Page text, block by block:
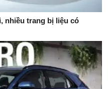
nhiều trang bị liệu có